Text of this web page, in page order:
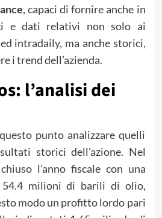
, capaci di fornire anche in
e dati relativi non solo ai
intradaily, ma anche storici,
i trend dell’azienda.
l’analisi dei
punto analizzare quelli
storici dell’azione. Nel
l’anno fiscale con una
54.4 milioni di barili di olio,
modo un profitto lordo pari